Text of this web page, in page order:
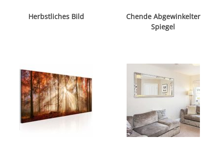
Herbstliches Bild
Chende Abgewinkelter
Spiegel